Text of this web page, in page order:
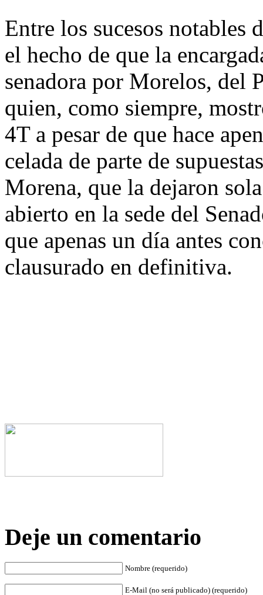
Entre los sucesos notables
el hecho de que la
senadora por Morelos, del
quien, como siempre,
4T a pesar de que hace
celada de parte de
Morena, que la dejaron
abierto en la sede del
que apenas un día antes
clausurado en definitiva.
Deje un comentario
Nombre (requerido)
E-Mail (no será publicado) (requerido)